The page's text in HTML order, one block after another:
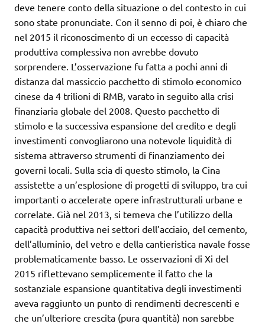
deve tenere conto della situazione o del contesto in cui
sono state pronunciate. Con il senno di poi, è chiaro che
nel 2015 il riconoscimento di un eccesso di capacità
produttiva complessiva non avrebbe dovuto
sorprendere. L’osservazione fu fatta a pochi anni di
distanza dal massiccio pacchetto di stimolo economico
cinese da 4 trilioni di RMB, varato in seguito alla crisi
finanziaria globale del 2008. Questo pacchetto di
stimolo e la successiva espansione del credito e degli
investimenti convogliarono una notevole liquidità di
sistema attraverso strumenti di finanziamento dei
governi locali. Sulla scia di questo stimolo, la Cina
assistette a un’esplosione di progetti di sviluppo, tra cui
importanti o accelerate opere infrastrutturali urbane e
correlate. Già nel 2013, si temeva che l’utilizzo della
capacità produttiva nei settori dell’acciaio, del cemento,
dell’alluminio, del vetro e della cantieristica navale fosse
problematicamente basso. Le osservazioni di Xi del
2015 riflettevano semplicemente il fatto che la
sostanziale espansione quantitativa degli investimenti
aveva raggiunto un punto di rendimenti decrescenti e
che un’ulteriore crescita (pura quantità) non sarebbe